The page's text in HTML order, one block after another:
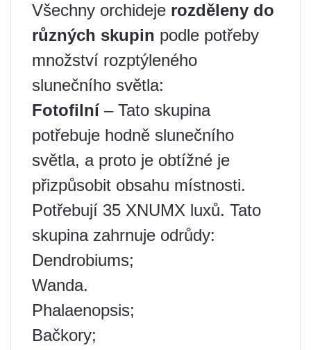
Všechny orchideje rozděleny do
různých skupin podle potřeby
množství rozptýleného
slunečního světla:
Fotofilní– Tato skupina
potřebuje hodně slunečního
světla, a proto je obtížné je
přizpůsobit obsahu místnosti.
Potřebují 35 XNUMX luxů. Tato
skupina zahrnuje odrůdy:
Dendrobiums;
Wanda.
Phalaenopsis;
Bačkory;